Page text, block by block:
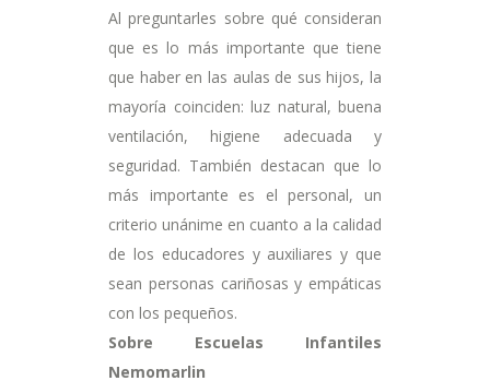
Al preguntarles sobre qué consideran
que es lo más importante que tiene
que haber en las aulas de sus hijos, la
mayoría coinciden: luz natural, buena
ventilación, higiene adecuada y
seguridad. También destacan que lo
más importante es el personal, un
criterio unánime en cuanto a la calidad
de los educadores y auxiliares y que
sean personas cariñosas y empáticas
con los pequeños.
Sobre Escuelas Infantiles
Nemomarlin